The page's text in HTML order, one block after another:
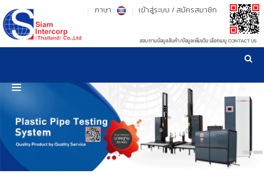
รู้ลึก รู้จริง เรื่องเครื่องมือทดสอบวัสดุ ! ยืน 1 เรื่องมาตรฐานการให้บริการ
เข้าสู่ระบบ / สมัครสมาชิก
ภาษา :
สอบถามข้อมูลสินค้า/ข้อมูลเพิ่มเติม เลือกเมนู CONTACT US
HOME
PRODUCT
OUR CLIENTS